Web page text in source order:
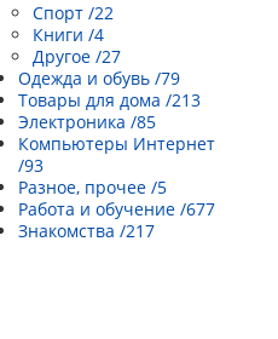
Спорт /22
Книги /4
Другое /27
Одежда и обувь /79
Товары для дома /213
Электроника /85
Компьютеры Интернет
/93
Разное, прочее /5
Работа и обучение /677
Знакомства /217